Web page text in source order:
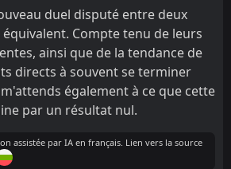
duel disputé entre deux
Compte tenu de leurs
ainsi que de la tendance de
directs à souvent se terminer
également à ce que cette
par un résultat nul.
assistée par IA en français. Lien vers la source